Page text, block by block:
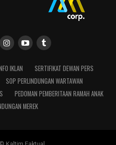
IKLAN
SERTIFIKAT DEWAN PERS
SOP PERLINDUNGAN WARTAWAN
PEDOMAN PEMBERITAAN RAMAH ANAK
MEREK